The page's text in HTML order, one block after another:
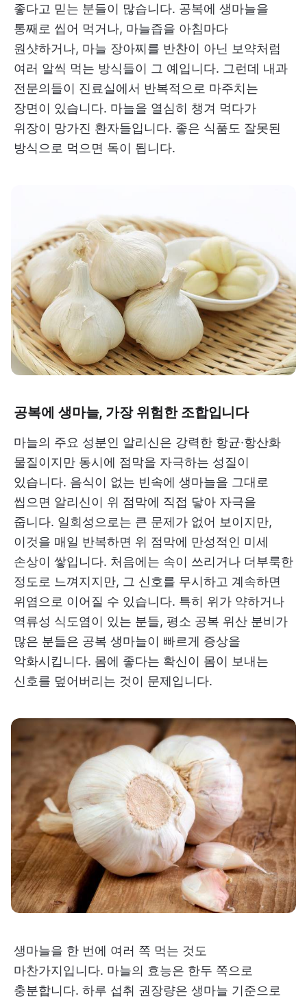
좋다고 믿는 분들이 많습니다. 공복에 생마늘을
통째로 씹어 먹거나, 마늘즙을 아침마다
원샷하거나, 마늘 장아찌를 반찬이 아닌 보약처럼
여러 알씩 먹는 방식들이 그 예입니다. 그런데 내과
전문의들이 진료실에서 반복적으로 마주치는
장면이 있습니다. 마늘을 열심히 챙겨 먹다가
위장이 망가진 환자들입니다. 좋은 식품도 잘못된
방식으로 먹으면 독이 됩니다.
공복에 생마늘, 가장 위험한 조합입니다
마늘의 주요 성분인 알리신은 강력한 항균·항산화
물질이지만 동시에 점막을 자극하는 성질이
있습니다. 음식이 없는 빈속에 생마늘을 그대로
씹으면 알리신이 위 점막에 직접 닿아 자극을
줍니다. 일회성으로는 큰 문제가 없어 보이지만,
이것을 매일 반복하면 위 점막에 만성적인 미세
손상이 쌓입니다. 처음에는 속이 쓰리거나 더부룩한
정도로 느껴지지만, 그 신호를 무시하고 계속하면
위염으로 이어질 수 있습니다. 특히 위가 약하거나
역류성 식도염이 있는 분들, 평소 공복 위산 분비가
많은 분들은 공복 생마늘이 빠르게 증상을
악화시킵니다. 몸에 좋다는 확신이 몸이 보내는
신호를 덮어버리는 것이 문제입니다.
생마늘을 한 번에 여러 쪽 먹는 것도
마찬가지입니다. 마늘의 효능은 한두 쪽으로
충분합니다. 하루 섭취 권장량은 생마늘 기준으로